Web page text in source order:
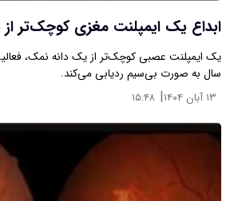
ابداع یک ایمپلنت مغزی کوچک‌تر
یک ایمپلنت عصبی کوچک‌تر از یک دانه نمک،
سال به صورت بی‌سیم ردیابی می‌کند.
۱۳ آبان ۱۴۰۴ | ۱۵:۴۸